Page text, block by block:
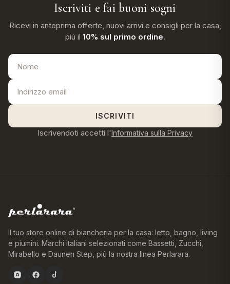
Iscriviti e fai buoni sogni
Ricevi in anteprima offerte, nuovi arrivi e consigli per la casa,
più il 10% sul primo ordine.
ISCRIVITI
Iscrivendoti accetti l'Informativa sulla Privacy
Il tuo store online di biancheria per la casa: letto, bagno, living
e piumini. Marchi italiani selezionati come Bassetti, Zucchi,
Mirabello e Daunen Step, più la nostra linea Perlarara.